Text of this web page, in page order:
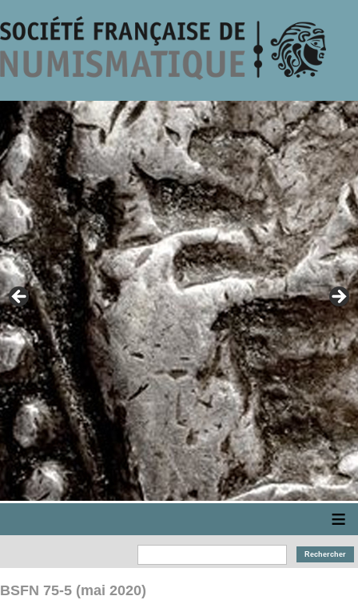
≡
BSFN 75-5 (mai 2020)